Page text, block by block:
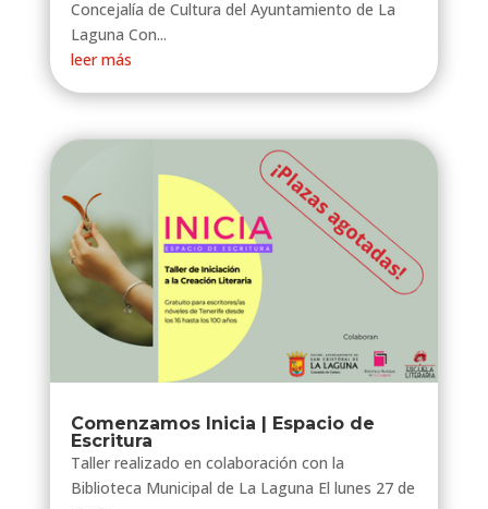
Concejalía de Cultura del Ayuntamiento de La
Laguna Con...
leer más
Comenzamos Inicia | Espacio de
Escritura
Taller realizado en colaboración con la
Biblioteca Municipal de La Laguna El lunes 27 de